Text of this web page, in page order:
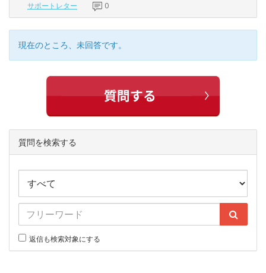
サポートレター 0
現在のところ、未回答です。
質問を検索する
返信も検索対象にする